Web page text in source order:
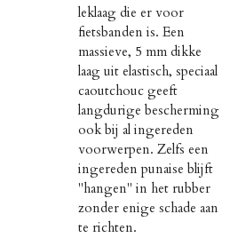
leklaag die er voor
fietsbanden is. Een
massieve, 5 mm dikke
laag uit elastisch, speciaal
caoutchouc geeft
langdurige bescherming
ook bij al ingereden
voorwerpen. Zelfs een
ingereden punaise blijft
"hangen" in het rubber
zonder enige schade aan
te richten.